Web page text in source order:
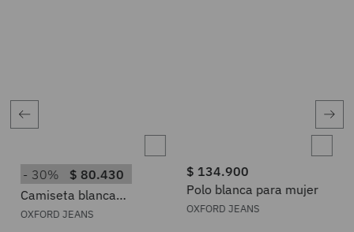
30% $ 80.430
Camiseta blanca
estampado frontal para
OXFORD JEANS
$ 134.900
Polo blanca para mujer
OXFORD JEANS